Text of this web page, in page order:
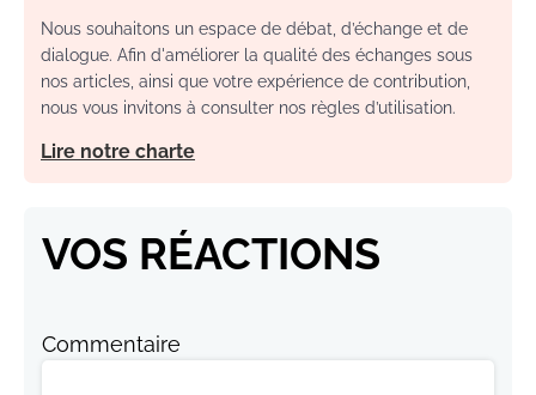
Nous souhaitons un espace de débat, d’échange et de
dialogue. Afin d'améliorer la qualité des échanges sous
nos articles, ainsi que votre expérience de contribution,
nous vous invitons à consulter nos règles d’utilisation.
Lire notre charte
VOS RÉACTIONS
Commentaire